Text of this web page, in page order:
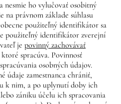
ho vylučovať osobitný
na právnom základe súhlasu
použiteľný identifikátor sa
použiteľný identifikátor zverejní
je povinný zachovávať
spracúva. Povinnosť
osobných údajov.
údaje zamestnanca chrániť,
k nim, a po uplynutí doby ich
zániku účelu ich spracovania